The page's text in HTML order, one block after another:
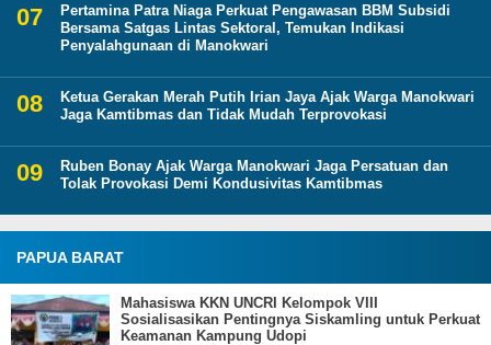
Pertamina Patra Niaga Perkuat Pengawasan BBM Subsidi
Bersama Satgas Lintas Sektoral, Temukan Indikasi
Penyalahgunaan di Manokwari
Ketua Gerakan Merah Putih Irian Jaya Ajak Warga Manokwari
Jaga Kamtibmas dan Tidak Mudah Terprovokasi
Ruben Bonay Ajak Warga Manokwari Jaga Persatuan dan
Tolak Provokasi Demi Kondusivitas Kamtibmas
PAPUA BARAT
Mahasiswa KKN UNCRI Kelompok VIII
Sosialisasikan Pentingnya Siskamling untuk Perkuat
Keamanan Kampung Udopi